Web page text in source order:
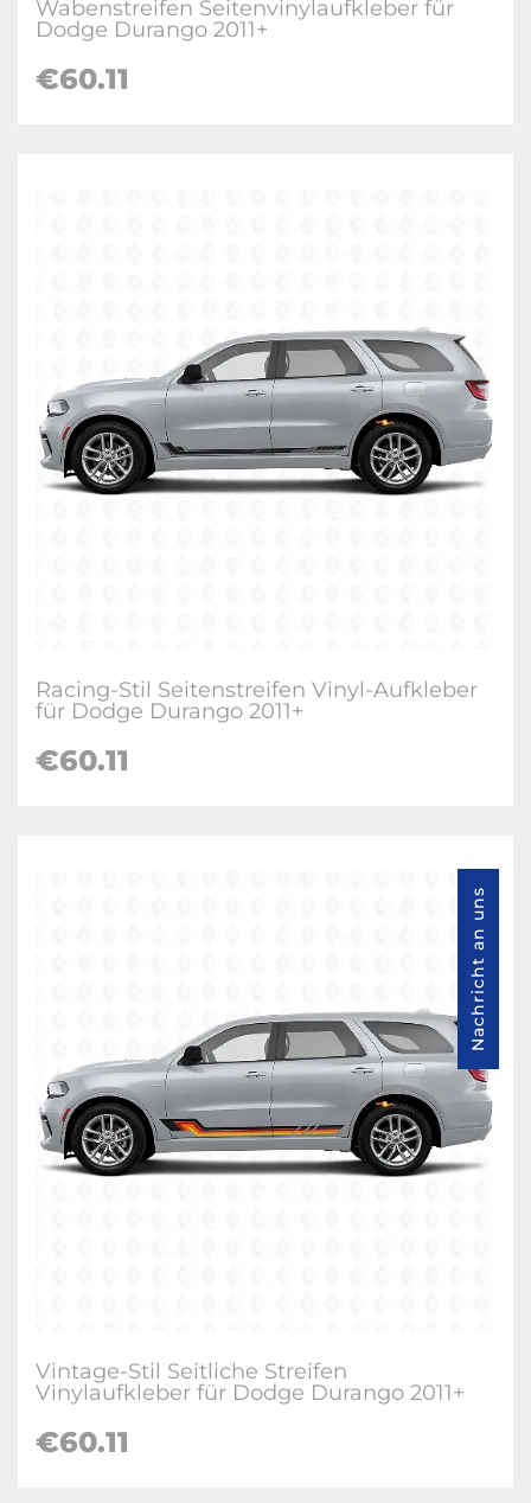
Wabenstreifen Seitenvinylaufkleber für
Dodge Durango 2011+
€60.11
Racing-Stil Seitenstreifen Vinyl-Aufkleber
für Dodge Durango 2011+
€60.11
Vintage-Stil Seitliche Streifen
Vinylaufkleber für Dodge Durango 2011+
€60.11
Nachricht an uns